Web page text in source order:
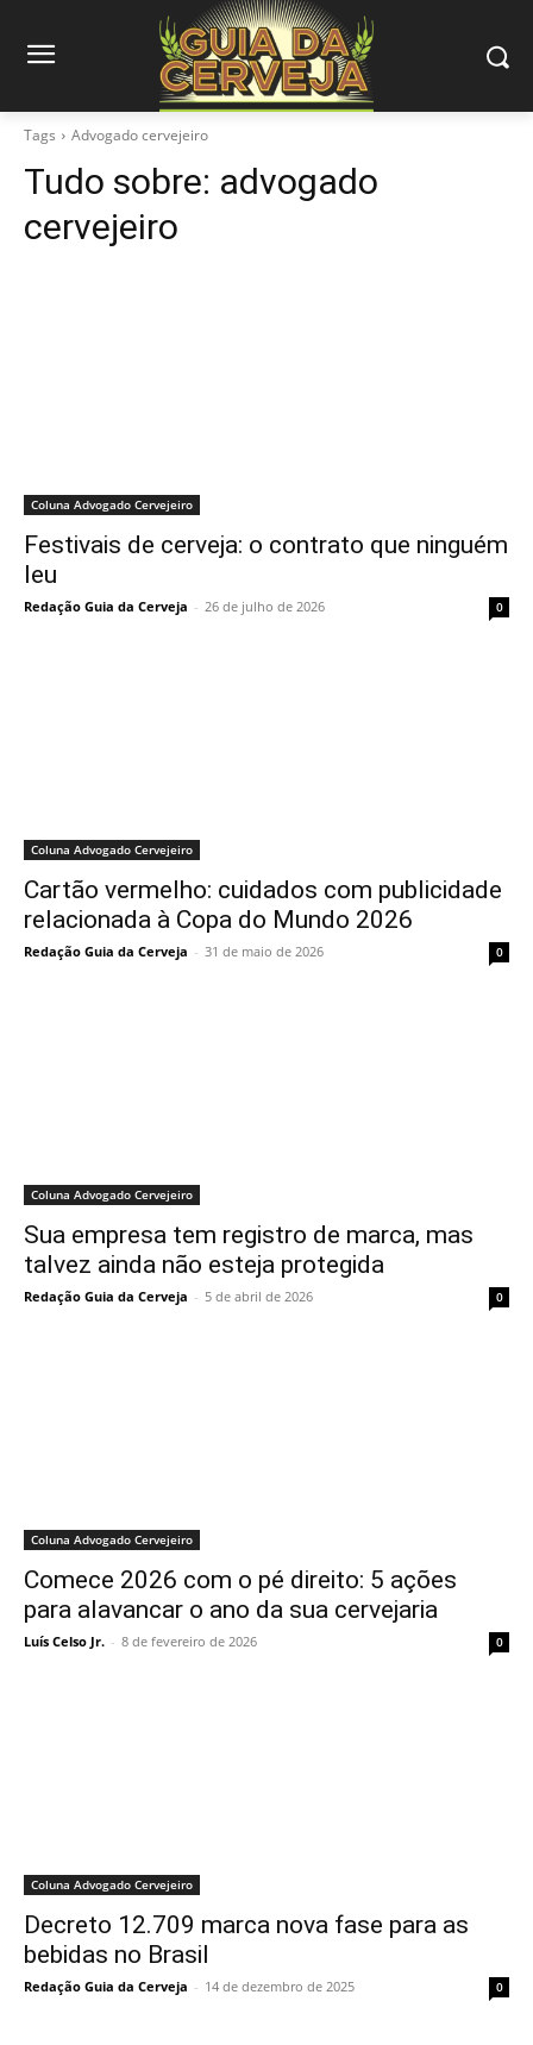
Tags Advogado cervejeiro
Tudo sobre: advogado
cervejeiro
Coluna Advogado Cervejeiro
Festivais de cerveja: o contrato que ninguém
leu
Redação Guia da Cerveja - 26 de julho de 2026 0
Coluna Advogado Cervejeiro
Cartão vermelho: cuidados com publicidade
relacionada à Copa do Mundo 2026
Redação Guia da Cerveja - 31 de maio de 2026 0
Coluna Advogado Cervejeiro
Sua empresa tem registro de marca, mas
talvez ainda não esteja protegida
Redação Guia da Cerveja - 5 de abril de 2026 0
Coluna Advogado Cervejeiro
Comece 2026 com o pé direito: 5 ações
para alavancar o ano da sua cervejaria
Luís Celso Jr. - 8 de fevereiro de 2026 0
Coluna Advogado Cervejeiro
Decreto 12.709 marca nova fase para as
bebidas no Brasil
Redação Guia da Cerveja - 14 de dezembro de 2025 0